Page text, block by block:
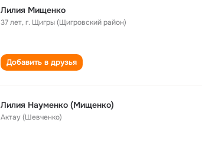
Лилия Мищенко
37 лет,г. Щигры (Щигровский район)
Добавить в друзья
Лилия Науменко (Мищенко)
Актау (Шевченко)